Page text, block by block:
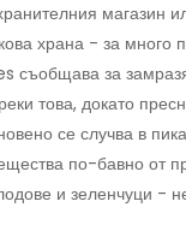
магазин
храна - за
съобщава за
това, докато
се случва в
по-бавно от
и зеленчуци -